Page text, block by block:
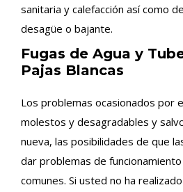
sanitaria y calefacción así como
desagüe o bajante.
Fugas de Agua y
Pajas Blancas
Los problemas ocasionados por
molestos y desagradables y
nueva, las posibilidades de que
dar problemas de
comunes. Si usted no ha